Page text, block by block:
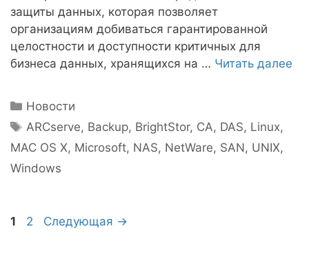
защиты данных, которая позволяет
организациям добиваться гарантированной
целостности и доступности критичных для
бизнеса данных, хранящихся на … Читать далее
Рубрики
Новости
Метки
ARCserve, Backup, BrightStor, CA, DAS, Linux,
MAC OS X, Microsoft, NAS, NetWare, SAN, UNIX,
Windows
Навигация
Страница
1 Страница
2 Следующая →